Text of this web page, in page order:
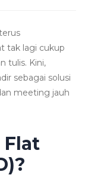
tak lagi cukup
tulis. Kini,
sebagai solusi
meeting jauh